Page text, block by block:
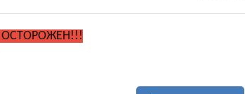
ОСТОРОЖЕН!!!